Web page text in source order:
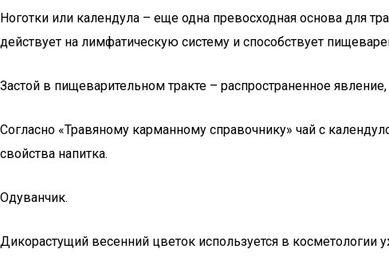
Ноготки или календула – еще одна превосходная основа для
действует на лимфатическую систему и способствует
Застой в пищеварительном тракте – распространенное
Согласно «Травяному карманному справочнику» чай с
свойства напитка.
Одуванчик.
Дикорастущий весенний цветок используется в косметологии